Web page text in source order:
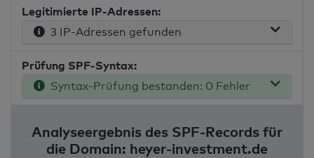
Legitimierte IP-Adressen:
3 IP-Adressen gefunden
Prüfung SPF-Syntax:
Syntax-Prüfung bestanden: 0 Fehler
Analyseergebnis des SPF-Records für
die Domain: heyer-investment.de